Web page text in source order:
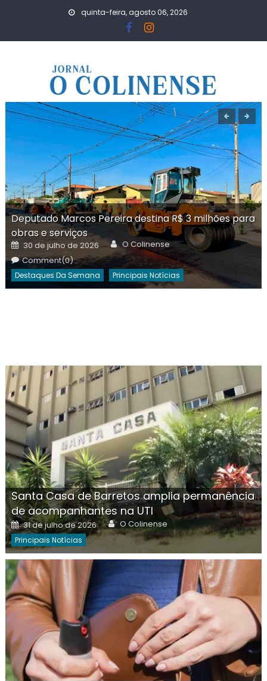
quinta-feira, agosto 06, 2026
Deputado Marcos Pereira destina R$ 3 milhões para
obras e serviços
Posted
on
30 de julho de 2026 Author
O Colinense
Comment(0)
Destaques Da Semana Principais Notícias
Santa Casa de Barretos amplia permanência
de acompanhantes na UTI
Posted
on
31 de julho de 2026 Author
O Colinense
Principais Notícias